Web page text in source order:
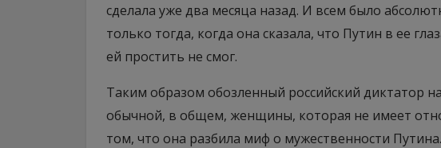
сделала уже два месяца назад. И всем было
только тогда, когда она сказала, что Путин в ее
ей простить не смог.
Таким образом обозленный российский диктатор
обычной, в общем, женщины, которая не имеет
том, что она разбила миф о мужественности Путина.